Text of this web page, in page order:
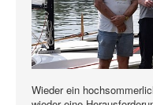
Wieder ein